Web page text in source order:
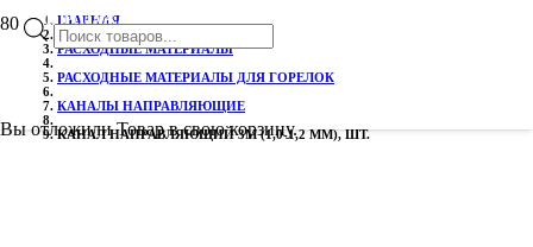
Поиск
товаров
Вы отложилиТоварв свою корзину.
ГЛАВНАЯ
РАСХОДНЫЕ МАТЕРИАЛЫ
РАСХОДНЫЕ МАТЕРИАЛЫ ДЛЯ ГОРЕЛОК
КАНАЛЫ НАПРАВЛЯЮЩИЕ
КАНАЛ НАПРАВЛЯЮЩИЙ 3М (1,0-1,2 ММ), ШТ.
РАСПРОДАЖА!